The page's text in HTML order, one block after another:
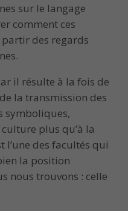
sur le langage
comment ces
partir des regards
il résulte à la fois de
la transmission des
symboliques,
plus qu’à la
l’une des facultés qui
la position
nous trouvons : celle